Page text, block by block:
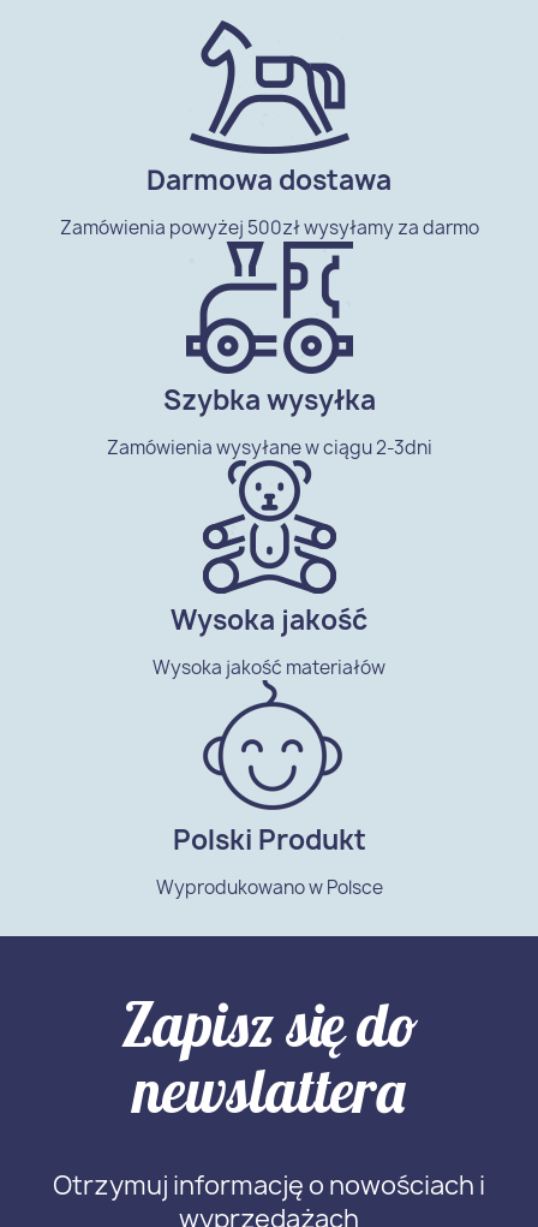
Darmowa dostawa
Zamówienia powyżej 500zł wysyłamy za darmo
Szybka wysyłka
Zamówienia wysyłane w ciągu 2-3dni
Wysoka jakość
Wysoka jakość materiałów
Polski Produkt
Wyprodukowano w Polsce
Zapisz się do
newslattera
Otrzymuj informację o nowościach i
wyprzedażach